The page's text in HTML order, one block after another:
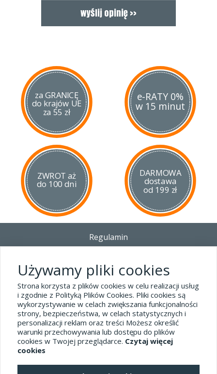
za GRANICĘ
do krajów UE
za 55 zł
e-RATY 0%
w 15 minut
ZWROT aż
do 100 dni
DARMOWA
dostawa
od 199 zł
Regulamin
Polityka prywatności i pliki cookies
Blog
Dane kontaktowe
tel.32 445-74-07
sklep@hard-skin.pl
Używamy pliki cookies
Strona korzysta z plików cookies w celu realizacji usług
i zgodnie z Polityką Plików Cookies. Pliki cookies są
wykorzystywanie w celach zwiększania funkcjonalności
strony, bezpieczeństwa, w celach statystycznych i
personalizacji reklam oraz treści Możesz określić
warunki przechowywania lub dostępu do plików
cookies w Twojej przeglądarce. Czytaj więcej
cookies